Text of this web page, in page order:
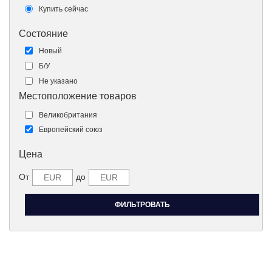
Купить сейчас
Состояние
Новый
Б/У
Не указано
Местоположение товаров
Великобритания
Европейский союз
Цена
От до